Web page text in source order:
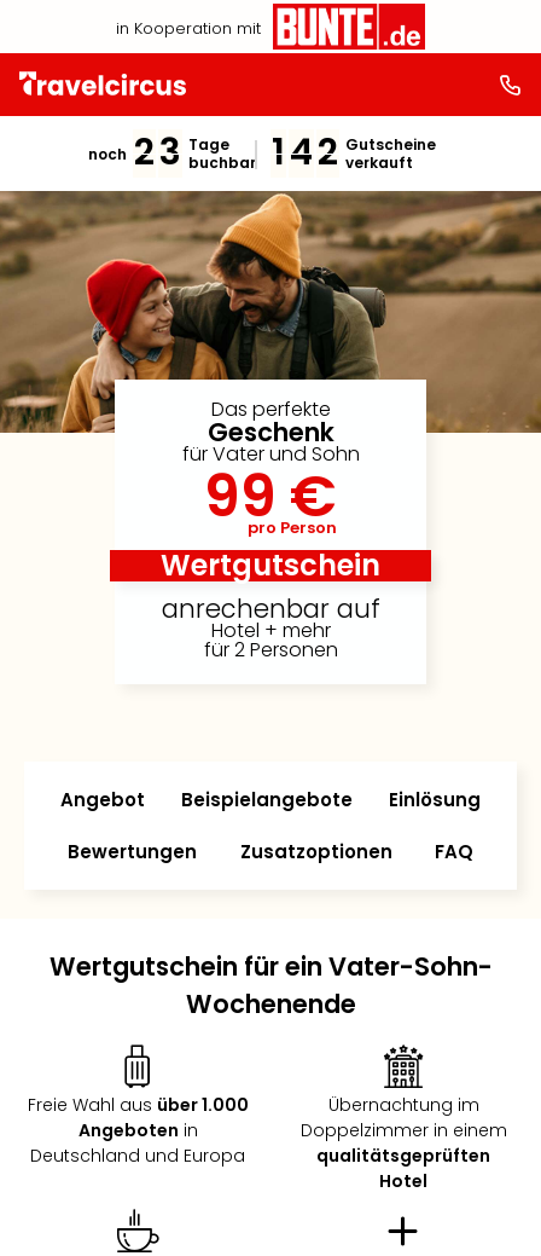
in Kooperation mit
noch 23 Tage
buchbar
142 Gutscheine
verkauft
Das perfekte
Geschenk
für Vater und Sohn
99 €
pro Person
Wertgutschein
anrechenbar auf
Hotel + mehr
für 2 Personen
Angebot Beispielangebote Einlösung
Bewertungen Zusatzoptionen FAQ
Wertgutschein für ein Vater-Sohn-
Wochenende
Freie Wahl aus über 1.000
Angeboten in
Deutschland und Europa
Übernachtung im
Doppelzimmer in einem
qualitätsgeprüften
Hotel